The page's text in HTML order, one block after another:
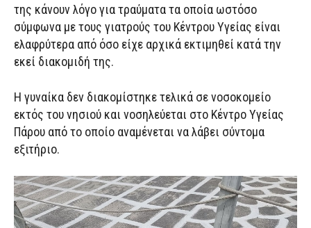
της κάνουν λόγο για τραύματα τα οποία ωστόσο
σύμφωνα με τους γιατρούς του Κέντρου Υγείας είναι
ελαφρύτερα από όσο είχε αρχικά εκτιμηθεί κατά την
εκεί διακομιδή της.
Η γυναίκα δεν διακομίστηκε τελικά σε νοσοκομείο
εκτός του νησιού και νοσηλεύεται στο Κέντρο Υγείας
Πάρου από το οποίο αναμένεται να λάβει σύντομα
εξιτήριο.